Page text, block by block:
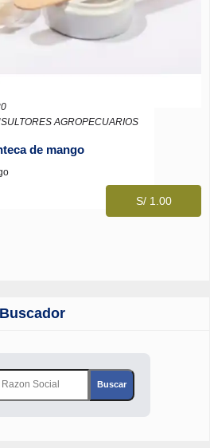
AGROPECUARIOS
de mango
S/ 1.00
Buscador